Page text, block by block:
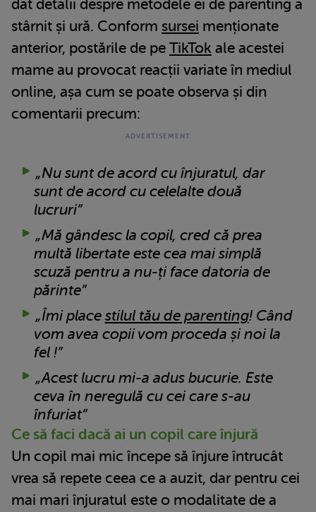
dat detalii despre metodele ei de parenting a
stârnit și ură. Conform sursei menționate
anterior, postările de pe TikTok ale acestei
mame au provocat reacții variate în mediul
online, așa cum se poate observa și din
comentarii precum:
„Nu sunt de acord cu înjuratul, dar
sunt de acord cu celelalte două
lucruri”
„Mă gândesc la copil, cred că prea
multă libertate este cea mai simplă
scuză pentru a nu-ți face datoria de
părinte”
„Îmi place stilul tău de parenting! Când
vom avea copii vom proceda și noi la
fel !”
„Acest lucru mi-a adus bucurie. Este
ceva în neregulă cu cei care s-au
înfuriat”
Ce să faci dacă ai un copil care înjură
Un copil mai mic începe să înjure întrucât
vrea să repete ceea ce a auzit, dar pentru cei
mai mari înjuratul este o modalitate de a